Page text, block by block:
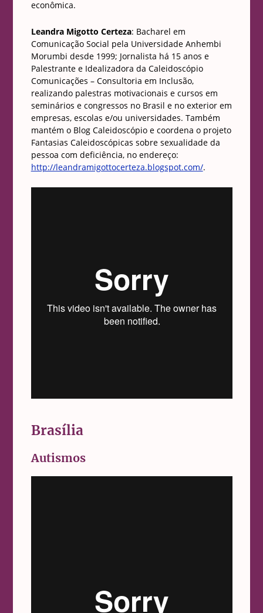
econômica.
Leandra Migotto Certeza: Bacharel em
Comunicação Social pela Universidade Anhembi
Morumbi desde 1999; Jornalista há 15 anos e
Palestrante e Idealizadora da Caleidoscópio
Comunicações – Consultoria em Inclusão,
realizando palestras motivacionais e cursos em
seminários e congressos no Brasil e no exterior em
empresas, escolas e/ou universidades. Também
mantém o Blog Caleidoscópio e coordena o projeto
Fantasias Caleidoscópicas sobre sexualidade da
pessoa com deficiência, no endereço:
http://leandramigottocerteza.blogspot.com/.
Brasília
Autismos